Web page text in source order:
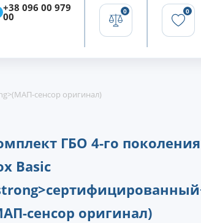
+38 096 00 979
00 0 0
сенсор оригинал)
ГБО 4-го поколения
Basic
сенсор оригинал)